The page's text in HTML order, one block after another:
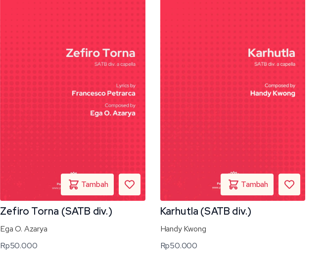
Zefiro Torna (SATB div.)
Ega O. Azarya
Rp50.000
Karhutla (SATB div.)
Handy Kwong
Rp50.000